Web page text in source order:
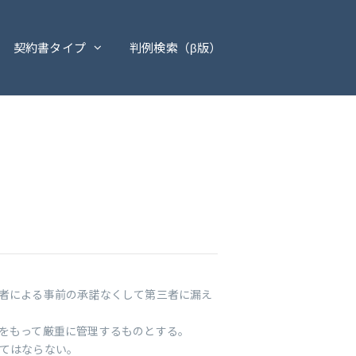
契約書タイプ 判例検索（β版）
による事前の承諾なくして第三者に漏え
って厳重に管理するものとする。
はならない。